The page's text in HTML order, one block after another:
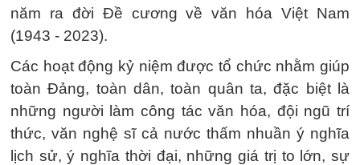
năm ra đời Đề cương về văn hóa Việt Nam
(1943 - 2023).
Các hoạt động kỷ niệm được tổ chức nhằm giúp
toàn Đảng, toàn dân, toàn quân ta, đặc biệt là
những người làm công tác văn hóa, đội ngũ trí
thức, văn nghệ sĩ cả nước thấm nhuần ý nghĩa
lịch sử, ý nghĩa thời đại, những giá trị to lớn, sự